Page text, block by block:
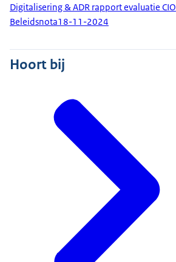
Digitalisering & ADR rapport evaluatie CIO
Beleidsnota18-11-2024
Hoort bij